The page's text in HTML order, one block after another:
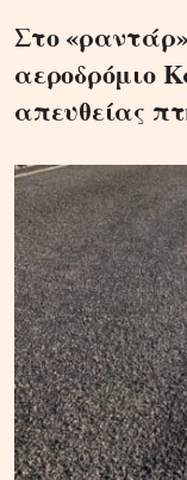
Στο
αεροδρόμιο
απευθείας